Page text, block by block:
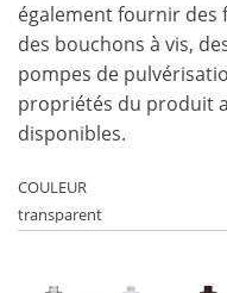
également fournir des
des bouchons à vis,
pompes de
propriétés du produit
disponibles.
COULEUR